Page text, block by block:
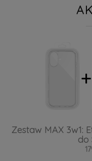
Zestaw MAX 3w1:
do